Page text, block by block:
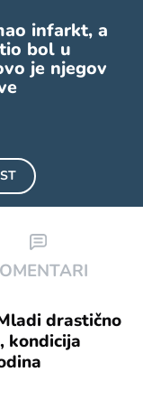
infarkt, a
bol u
je njegov
drastično
kondicija